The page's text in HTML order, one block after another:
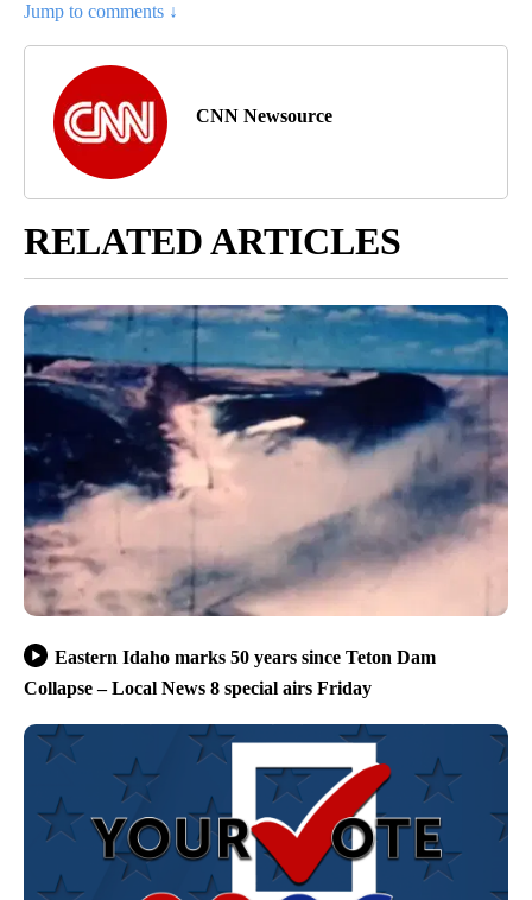
Jump to comments ↓
CNN Newsource
RELATED ARTICLES
Eastern Idaho marks 50 years since Teton Dam
Collapse – Local News 8 special airs Friday